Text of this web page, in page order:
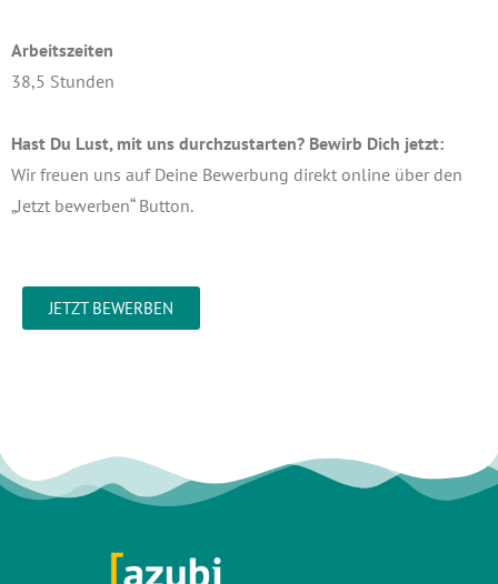
Arbeitszeiten
38,5 Stunden
Hast Du Lust, mit uns durchzustarten? Bewirb Dich jetzt:
Wir freuen uns auf Deine Bewerbung direkt online über den
„Jetzt bewerben“ Button.
JETZT BEWERBEN